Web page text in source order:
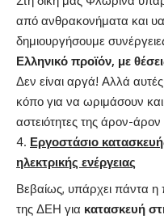
από ανθρακονήματα και
δημιουργήσουμε
Ελληνικό προϊόν, με
Δεν είναι αργά! Αλλά αυτές
κόπο για να ωριμάσουν
αστειότητες της άρον-άρον
Εργοστάσιο
ηλεκτρικής ενέργειας
Βεβαίως, υπάρχει πάντα
της ΔΕΗ για κατασκευή